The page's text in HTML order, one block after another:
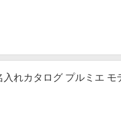
れカタログ プルミエ モ